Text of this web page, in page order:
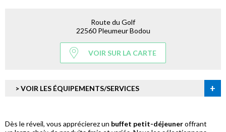
Route du Golf
22560 Pleumeur Bodou
VOIR SUR LA CARTE
> VOIR LES ÉQUIPEMENTS/SERVICES +
Dès le réveil, vous apprécierez un buffet petit-déjeuneroffrant